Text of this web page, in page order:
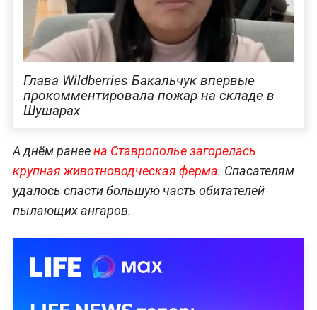
Глава Wildberries Бакальчук впервые
прокомментировала пожар на складе в
Шушарах
А днём ранеена Ставрополье загорелась
крупная животноводческая ферма. Спасателям
удалось спасти большую часть обитателей
пылающих ангаров.